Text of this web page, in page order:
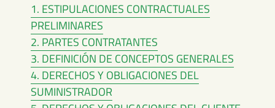
1. ESTIPULACIONES CONTRACTUALES
PRELIMINARES
2. PARTES CONTRATANTES
3. DEFINICIÓN DE CONCEPTOS GENERALES
4. DERECHOS Y OBLIGACIONES DEL
SUMINISTRADOR